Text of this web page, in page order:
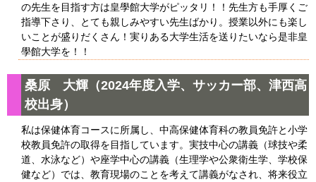
の先生を目指す方は皇學館大学がピッタリ！！先生方も手厚くご
指導下さり、とても親しみやすい先生ばかり。授業以外にも楽し
いことが盛りだくさん！実りある大学生活を送りたいなら是非皇
學館大学を！！
桑原 大輝（2024年度入学、サッカー部、津西高
校出身）
私は保健体育コースに所属し、中高保健体育科の教員免許と小学
校教員免許の取得を目指しています。実技中心の講義（球技や柔
道、水泳など）や座学中心の講義（生理学や公衆衛生学、学校保
健など）では、教育現場のことを考えて講義がなされ、将来役立